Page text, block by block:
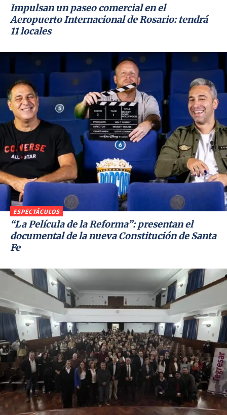
Impulsan un paseo comercial en el
Aeropuerto Internacional de Rosario: tendrá
11 locales
ESPECTÁCULOS
“La Película de la Reforma”: presentan el
documental de la nueva Constitución de Santa
Fe